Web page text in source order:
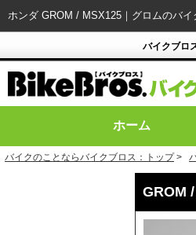
ホンダ GROM / MSX125｜グロムのバ
バイクブロ
ホーム
バイクのことならバイクブロス：トップ>
GROM